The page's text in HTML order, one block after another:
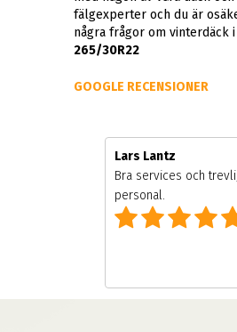
fälgexperter och du är
några frågor om vinterdäck
265/30R22
GOOGLE RECENSIONER
Lars Lantz
Bra services och
personal.